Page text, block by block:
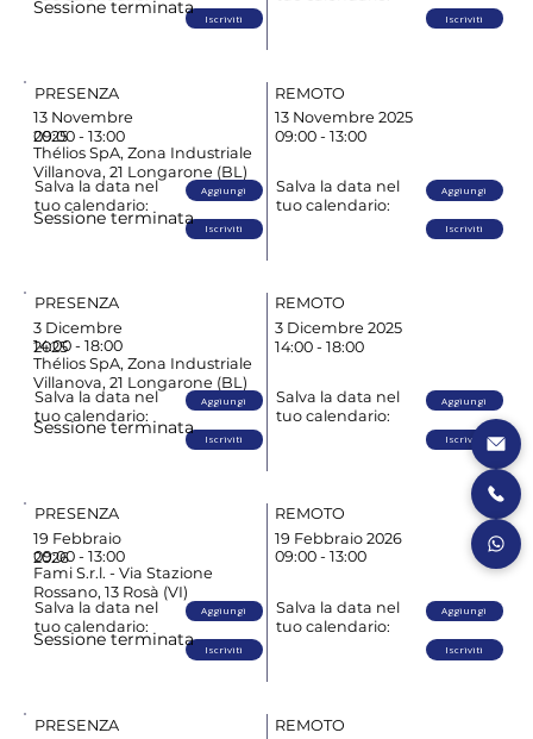
Iscriviti Iscriviti
Sessione terminata
PRESENZA
13 Novembre
2025
09:00 - 13:00
Thélios SpA, Zona Industriale
Villanova, 21 Longarone (BL)
Salva la data nel
tuo calendario:
Aggiungi
Iscriviti
REMOTO
13 Novembre 2025
09:00 - 13:00
Salva la data nel
tuo calendario:
Aggiungi
Iscriviti
Sessione terminata
PRESENZA
3 Dicembre
2025
14:00 - 18:00
Thélios SpA, Zona Industriale
Villanova, 21 Longarone (BL)
Salva la data nel
tuo calendario:
Aggiungi
Iscriviti
REMOTO
3 Dicembre 2025
14:00 - 18:00
Salva la data nel
tuo calendario:
Aggiungi
Iscriviti
Sessione terminata
PRESENZA
19 Febbraio
2026
09:00 - 13:00
Fami S.r.l. - Via Stazione
Rossano, 13 Rosà (VI)
Salva la data nel
tuo calendario:
Aggiungi
Iscriviti
REMOTO
19 Febbraio 2026
09:00 - 13:00
Salva la data nel
tuo calendario:
Aggiungi
Iscriviti
Sessione terminata
PRESENZA
REMOTO